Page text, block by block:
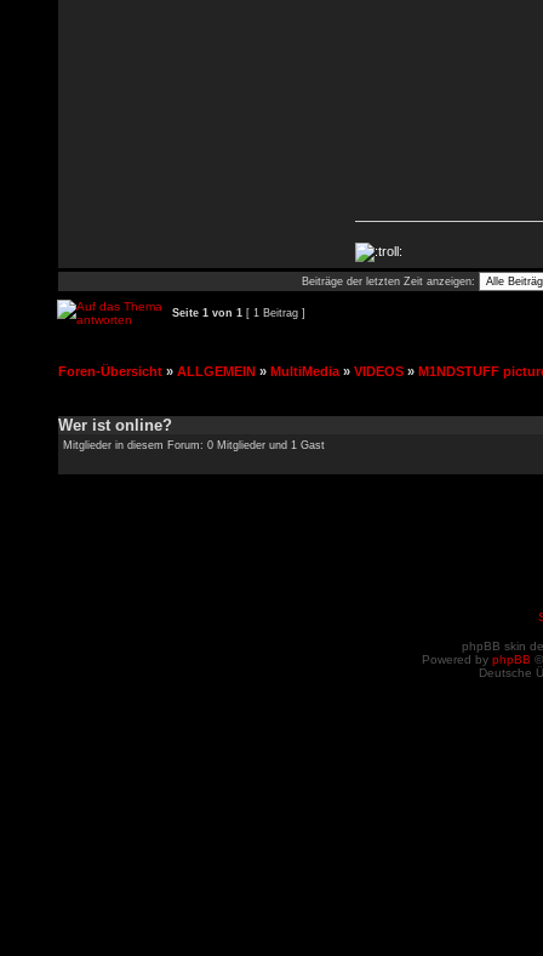
Beiträge der letzten Zeit anzeigen:
Seite 1 von 1 [ 1 Beitrag ]
Foren-Übersicht » ALLGEMEIN » MultiMedia » VIDEOS » M1NDSTUFF
Wer ist online?
Mitglieder in diesem Forum: 0 Mitglieder und 1 Gast
phpBB skin
Powered by phpBB
Deutsche